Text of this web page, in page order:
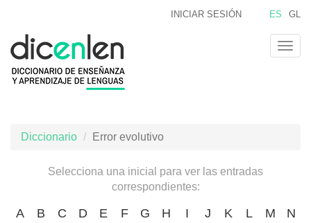
contenido
principal
ES GL
INICIAR SESIÓN
Diccionario Error evolutivo
Selecciona una inicial para ver las entradas
correspondientes:
A B C D E F G H I J K L M
N